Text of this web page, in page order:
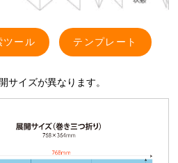
ツール テンプレート
サイズが異なります。